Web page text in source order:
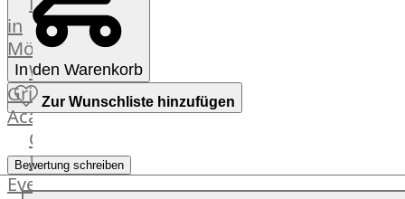
Poster
in
Mönchengladbach
Weber®
Grill
Academy
OTTO@Home
Individuelle
Events
In den Warenkorb
Zur Wunschliste hinzufügen
Bewertung schreiben